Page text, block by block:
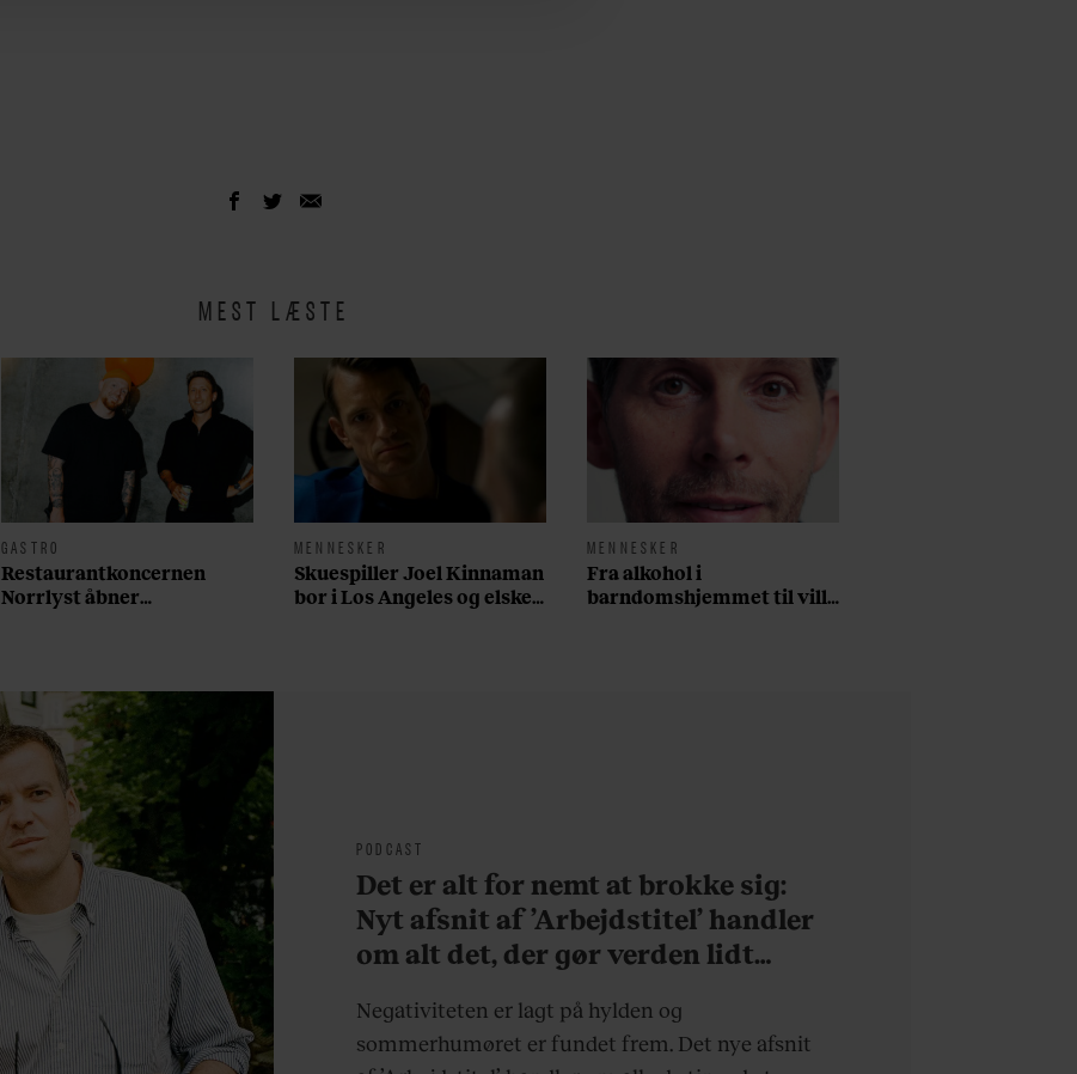
MEST LÆSTE
GASTRO
Restaurantkoncernen
Norrlyst åbner
MENNESKER
Skuespiller Joel Kinnaman
bor i Los Angeles og elsker
MENNESKER
Fra alkohol i
barndomshjemmet til villa
PODCAST
Det er alt for nemt at brokke sig:
Nyt afsnit af ’Arbejdstitel’ handler
om alt det, der gør verden lidt
Negativiteten er lagt på hylden og
sommerhumøret er fundet frem. Det nye afsnit